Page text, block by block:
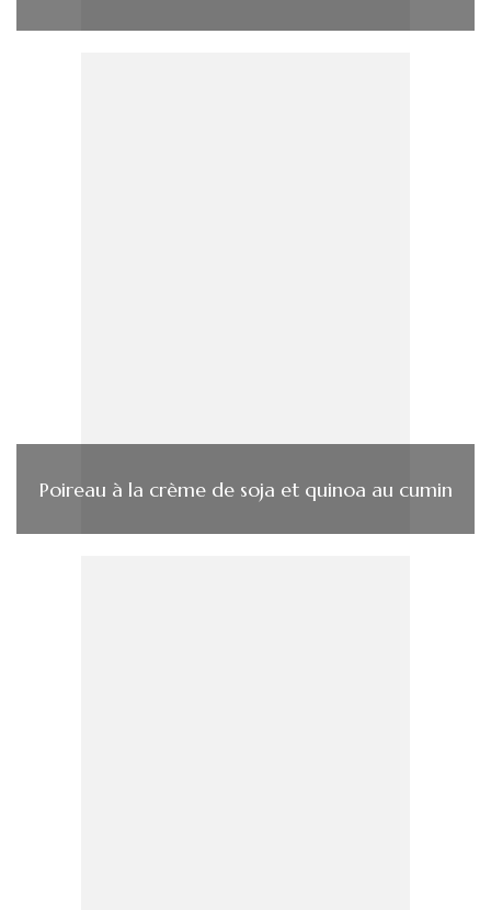
Poireau à la crème de soja et quinoa au cumin